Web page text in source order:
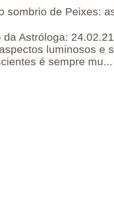
sombrio de Peixes:
da Astróloga:
luminosos e
é sempre mu...